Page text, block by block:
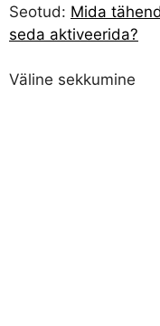
Seotud: Mida
seda aktiveerida?
Väline sekkumine